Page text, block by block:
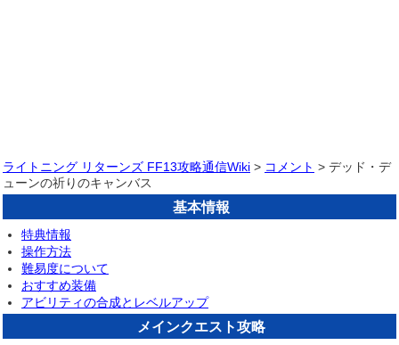
ライトニング リターンズ FF13攻略通信Wiki > コメント > デッド・デ
ューンの祈りのキャンバス
基本情報
特典情報
操作方法
難易度について
おすすめ装備
アビリティの合成とレベルアップ
メインクエスト攻略